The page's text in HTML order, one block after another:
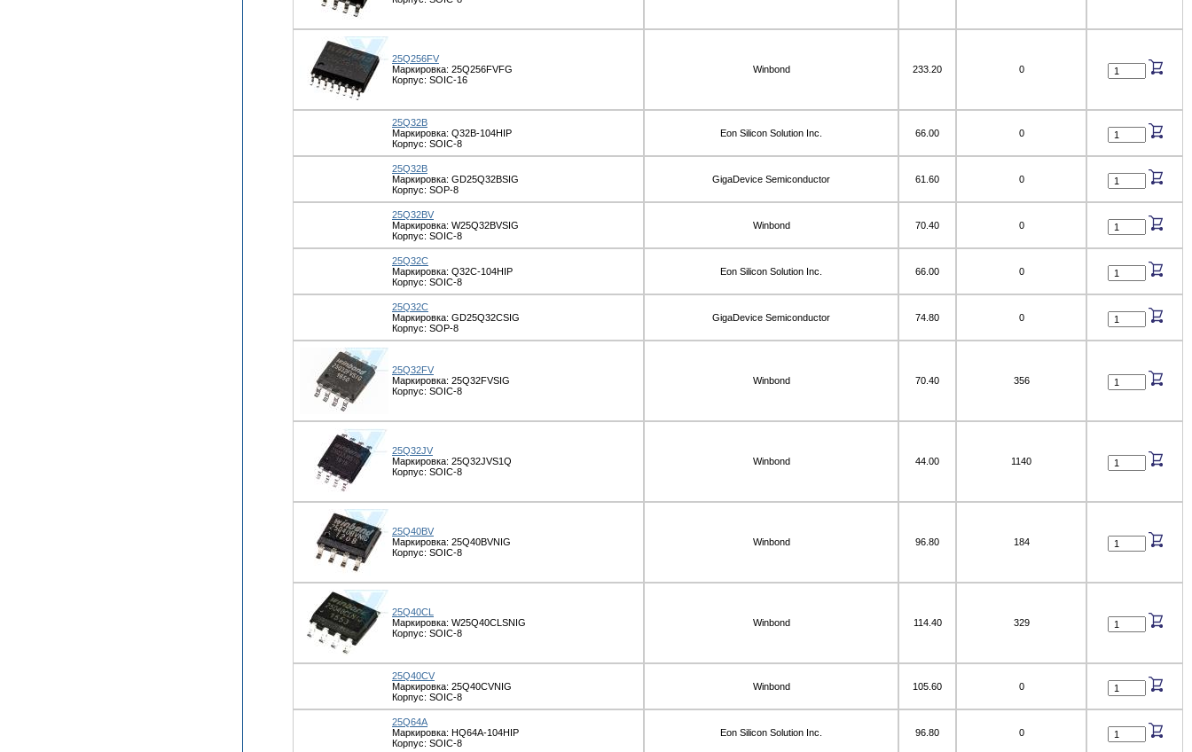
25Q256FV
Маркировка: 25Q256FVFG
Корпус: SOIC-16
Winbond 233.20 0
25Q32B
Маркировка: Q32B-104HIP
Корпус: SOIC-8
Eon Silicon Solution Inc. 66.00 0
25Q32B
Маркировка: GD25Q32BSIG
Корпус: SOP-8
GigaDevice Semiconductor 61.60 0
25Q32BV
Маркировка: W25Q32BVSIG
Корпус: SOIC-8
Winbond 70.40 0
25Q32C
Маркировка: Q32C-104HIP
Корпус: SOIC-8
Eon Silicon Solution Inc. 66.00 0
25Q32C
Маркировка: GD25Q32CSIG
Корпус: SOP-8
GigaDevice Semiconductor 74.80 0
25Q32FV
Маркировка: 25Q32FVSIG
Корпус: SOIC-8
Winbond 70.40 356
25Q32JV
Маркировка: 25Q32JVS1Q
Корпус: SOIC-8
Winbond 44.00 1140
25Q40BV
Маркировка: 25Q40BVNIG
Корпус: SOIC-8
Winbond 96.80 184
25Q40CL
Маркировка: W25Q40CLSNIG
Корпус: SOIC-8
Winbond 114.40 329
25Q40CV
Маркировка: 25Q40CVNIG
Корпус: SOIC-8
Winbond 105.60 0
25Q64A
Маркировка: HQ64A-104HIP
Корпус: SOIC-8
Eon Silicon Solution Inc. 96.80 0